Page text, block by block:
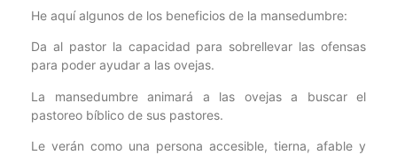
He aquí algunos de los beneficios de la mansedumbre:
Da al pastor la capacidad para sobrellevar las ofensas
para poder ayudar a las ovejas.
La mansedumbre animará a las ovejas a buscar el
pastoreo bíblico de sus pastores.
Le verán como una persona accesible, tierna, afable y